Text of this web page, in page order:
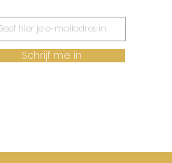
Schrijf me in